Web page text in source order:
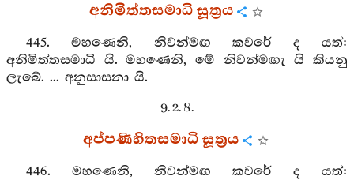
අනිමිත්තසමාධි සූත්‍රය
445. මහණෙනි, නිවන්මඟ කවරේ ද යත්:
අනිමිත්තසමාධි යි. මහණෙනි, මේ නිවන්මඟැ යි කියනු
ලැබේ. ... අනුසාසනා යි.
9. 2. 8.
අප්පණිහිතසමාධි සූත්‍රය
446. මහණෙනි, නිවන්මඟ කවරේ ද යත්: